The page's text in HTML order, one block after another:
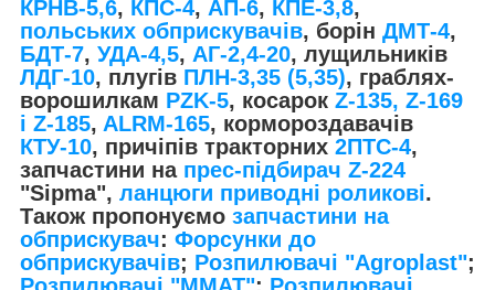
КРНВ-5,6, КПС-4, АП-6, КПЕ-3,8,
польських обприскувачів, борін ДМТ-4,
БДТ-7, УДА-4,5, АГ-2,4-20, лущильників
ЛДГ-10, плугів ПЛН-3,35 (5,35), граблях-
ворошилкам PZK-5, косарок Z-135, Z-169
і Z-185, ALRM-165, кормороздавачів
КТУ-10, причіпів тракторних 2ПТС-4,
запчастини на прес-підбирач Z-224
"Sipma", ланцюги приводні роликові.
Також пропонуємо запчастини на
обприскувач: Форсунки до
обприскувачів; Розпилювачі "Agroplast";